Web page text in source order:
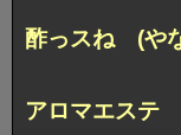
酢っスね (や
アロマエステ